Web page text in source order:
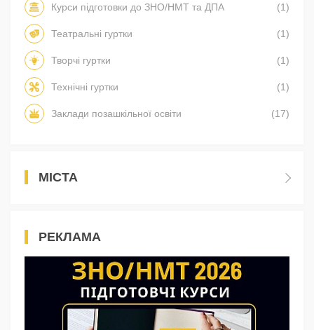
Курси підготовки до ЗНО/НМТ та ДПА (1)
Театральні гуртки (1)
Творчі гуртки (1)
Технічні гуртки (1)
Заклади позашкільної освіти (17)
МІСТА
РЕКЛАМА